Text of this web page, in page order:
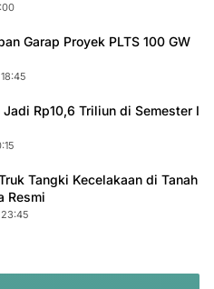
Garap Proyek PLTS 100 GW
Rp10,6 Triliun di Semester I
Tangki Kecelakaan di Tanah
Resmi